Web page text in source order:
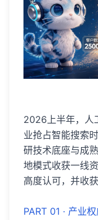
2026上半年，人
业抢占智能搜索
研技术底座与成
地模式收获一线
高度认可，并收
PART 01 · 产业